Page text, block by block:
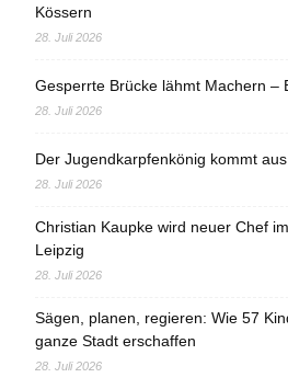
Kössern
28. Juli 2026
Gesperrte Brücke lähmt Machern –
28. Juli 2026
Der Jugendkarpfenkönig kommt
28. Juli 2026
Christian Kaupke wird neuer Chef
Leipzig
28. Juli 2026
Sägen, planen, regieren: Wie 57
ganze Stadt erschaffen
28. Juli 2026